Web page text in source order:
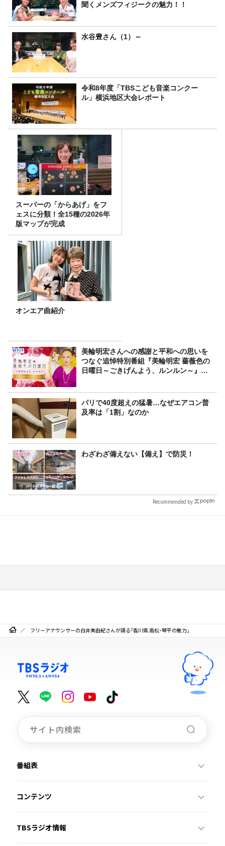
聞くメンズフィジークの魅力！！
水谷豊さん（1）～
令和8年度「TBSこども音楽コンクー
ル」横浜地区大会レポート
スーパーの「からあげ」をフ
ェスに分類！全15種の2026年
版マップが完成
オンエア曲紹介
美輪明宏さんへの感謝と平和への思いを
つなぐ追悼特別番組『美輪明宏 薔薇色の
日曜日～ごきげんよう、ルンルン～』
パリで40度超えの猛暑…なぜエアコン普
及率は「1割」なのか
わざわざ備えない【備え】で防災！
Recommended by
フリーアナウンサーの白井美由紀さんが語る「香川県 高松・琴平の魅力」
番組表
コンテンツ
TBSラジオ情報